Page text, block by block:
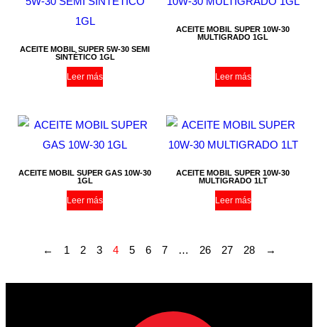
ACEITE MOBIL SUPER 5W-30 SEMI
SINTÉTICO 1GL
Leer más
ACEITE MOBIL SUPER 10W-30
MULTIGRADO 1GL
Leer más
ACEITE MOBIL SUPER GAS 10W-30
1GL
Leer más
ACEITE MOBIL SUPER 10W-30
MULTIGRADO 1LT
Leer más
← 1 2 3 4 5 6 7 … 26 27 28 →